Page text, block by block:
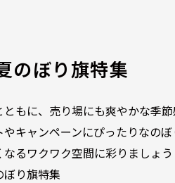
のぼり旗特集
もに、売り場にも爽やかな季節
やキャンペーンにぴったりなの
なるワクワク空間に彩りましょ
ぼり旗特集